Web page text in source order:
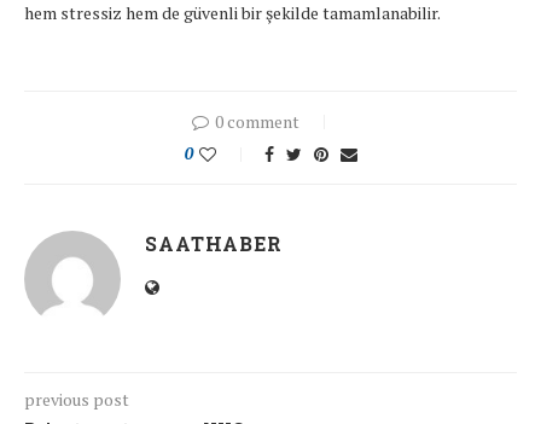
hem stressiz hem de güvenli bir şekilde tamamlanabilir.
0 comment
0
SAATHABER
previous post